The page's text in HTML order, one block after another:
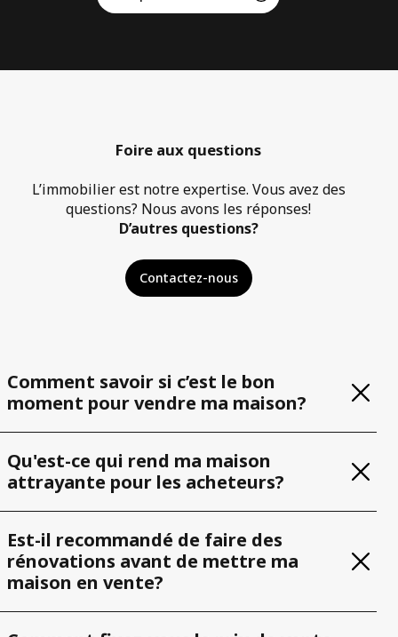
Foire aux questions
L’immobilier est notre expertise. Vous avez des
questions? Nous avons les réponses!
D’autres questions?
Contactez-nous
Comment savoir si c’est le bon
moment pour vendre ma maison?
Qu'est-ce qui rend ma maison
attrayante pour les acheteurs?
Est-il recommandé de faire des
rénovations avant de mettre ma
maison en vente?